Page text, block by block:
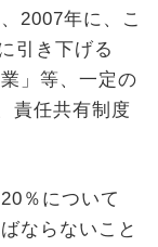
2007年に、こ
引き下げる
」等、一定の
責任共有制度
％について
ならないこと